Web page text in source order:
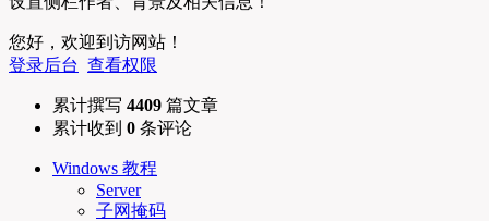
您好，欢迎到访网站！
登录后台 查看权限
累计撰写 4409 篇文章
累计收到 0 条评论
Windows 教程
Server
子网掩码